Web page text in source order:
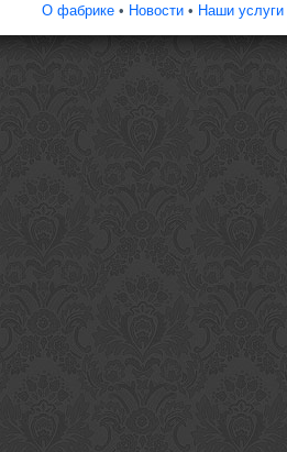
О фабрике• Новости• Наши услуги